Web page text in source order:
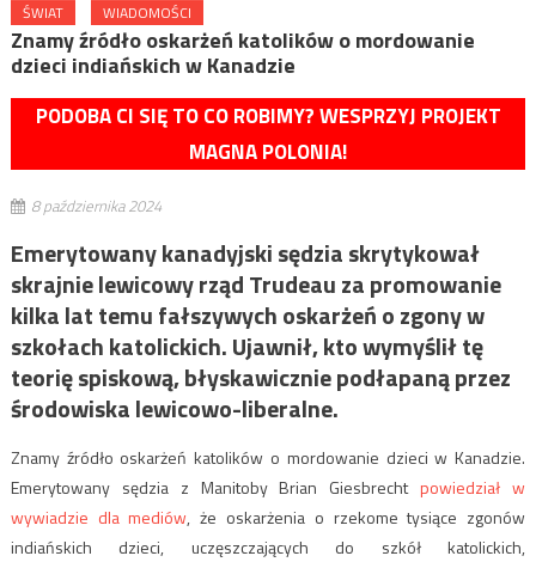
ŚWIAT WIADOMOŚCI
Znamy źródło oskarżeń katolików o mordowanie
dzieci indiańskich w Kanadzie
PODOBA CI SIĘ TO CO ROBIMY? WESPRZYJ PROJEKT
MAGNA POLONIA!
8 października 2024
Emerytowany kanadyjski sędzia skrytykował
skrajnie lewicowy rząd Trudeau za promowanie
kilka lat temu fałszywych oskarżeń o zgony w
szkołach katolickich. Ujawnił, kto wymyślił tę
teorię spiskową, błyskawicznie podłapaną przez
środowiska lewicowo-liberalne.
Znamy źródło oskarżeń katolików o mordowanie dzieci w Kanadzie.
Emerytowany sędzia z Manitoby Brian Giesbrechtpowiedział w
wywiadzie dla mediów, że oskarżenia o rzekome tysiące zgonów
indiańskich dzieci, uczęszczających do szkół katolickich,